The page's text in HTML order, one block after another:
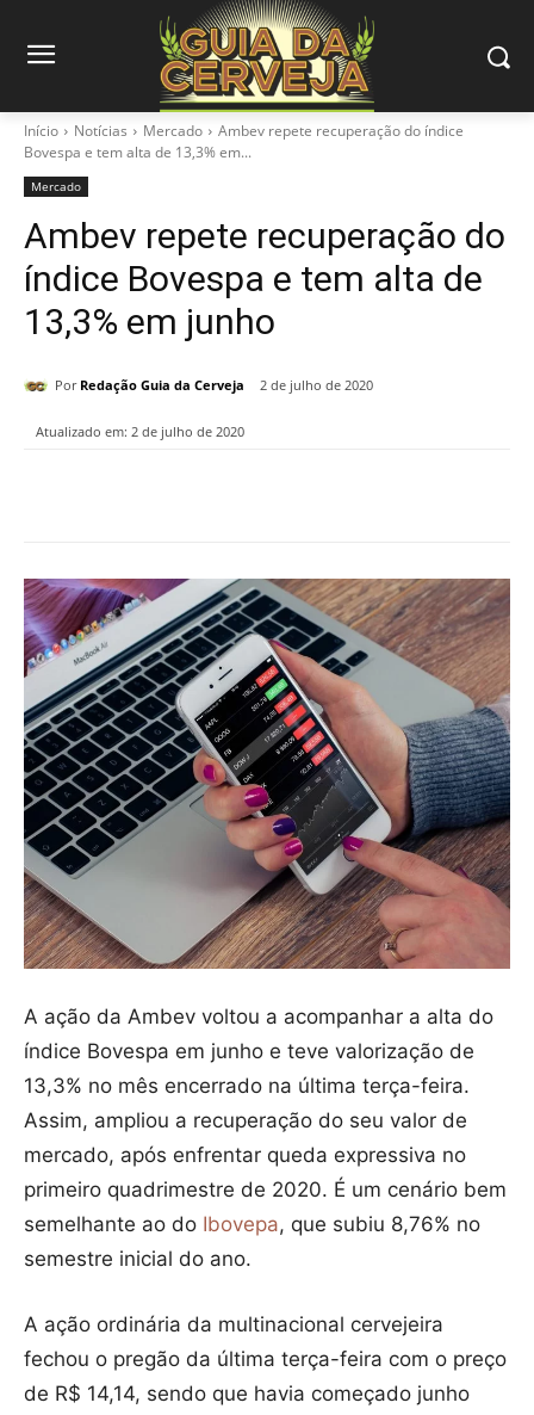
Início Notícias Mercado
Ambev repete recuperação do índice
Bovespa e tem alta de 13,3% em...
Mercado
Ambev repete recuperação do
índice Bovespa e tem alta de
13,3% em junho
Por Redação Guia da Cerveja 2 de julho de 2020
Atualizado em: 2 de julho de 2020
A ação da Ambev voltou a acompanhar a alta do
índice Bovespa em junho e teve valorização de
13,3% no mês encerrado na última terça-feira.
Assim, ampliou a recuperação do seu valor de
mercado, após enfrentar queda expressiva no
primeiro quadrimestre de 2020. É um cenário bem
semelhante ao do Ibovepa, que subiu 8,76% no
semestre inicial do ano.
A ação ordinária da multinacional cervejeira
fechou o pregão da última terça-feira com o preço
de R$ 14,14, sendo que havia começado junho